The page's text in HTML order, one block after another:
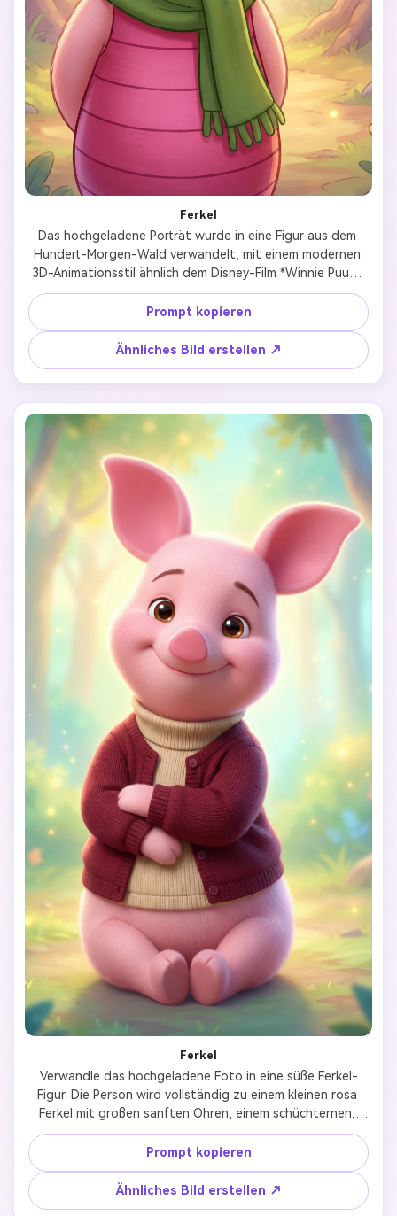
Ferkel
Das hochgeladene Porträt wurde in eine Figur aus dem
Hundert-Morgen-Wald verwandelt, mit einem modernen
3D-Animationsstil ähnlich dem Disney-Film *Winnie Puuh*
von 2011. Es zeigt ein glänzendes, weiches Fell, sanfte
Cel Colorierung, lebendige, aber beruhigende Pastelltöne,
funkelnde Augen, eine niedliche, rundliche Körperform und
einen warmen, glücklichen Ausdruck. Der Hintergrund
leuchtet mit einem sanften Zauberlicht des Waldes, was
eine gesunde, warme Atmosphäre schafft – perfekt als
Profilbild in sozialen Medien. Die Details sind reich, Pose
und Körpersprache stimmen exakt mit der Referenz
überein, einschließlich Armhaltung, Kopfneigung,
Beinposition und Gesichtsausdruck. Ferkel, ein rosa
Schweinchen mit grünem Schal oder rosa Streifenshirt,
funkelnden Augen, wirkt sowohl besorgt als auch mutig,
nervös und niedlich, strahlt Schüchternheit, Loyalität,
Besorgtheit und Stärke aus.
Prompt kopieren
Ähnliches Bild erstellen ↗
Ferkel
Verwandle das hochgeladene Foto in eine süße Ferkel-
Figur. Die Person wird vollständig zu einem kleinen rosa
Ferkel mit großen sanften Ohren, einem schüchternen,
aber freundlichen Ausdruck und einfachen, runden
Merkmalen. Verwende einen klassischen Kinderanimations-
und Aquarell-Bilderbuchstil. Sanfte Pastellfarben, warmes
Licht und eine ruhige, tröstliche Stimmung. Die Figur
sollte sensibel, sanft und liebenswert wirken. Minimaler
Prompt kopieren
Ähnliches Bild erstellen ↗